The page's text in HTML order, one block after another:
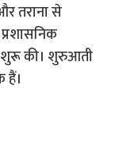
तराना से
शुरू की। शुरुआती
हैं।